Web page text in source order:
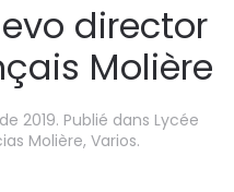
director
Molière
2019. Publié dans Lycée
Molière, Varios.